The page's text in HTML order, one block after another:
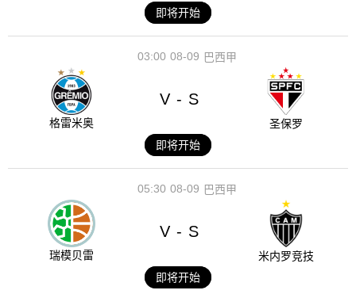
即将开始
08-09
03:00 巴西甲
格雷米奥
V - S
圣保罗
即将开始
08-09
05:30 巴西甲
瑞模贝雷
V - S
米内罗竞技
即将开始